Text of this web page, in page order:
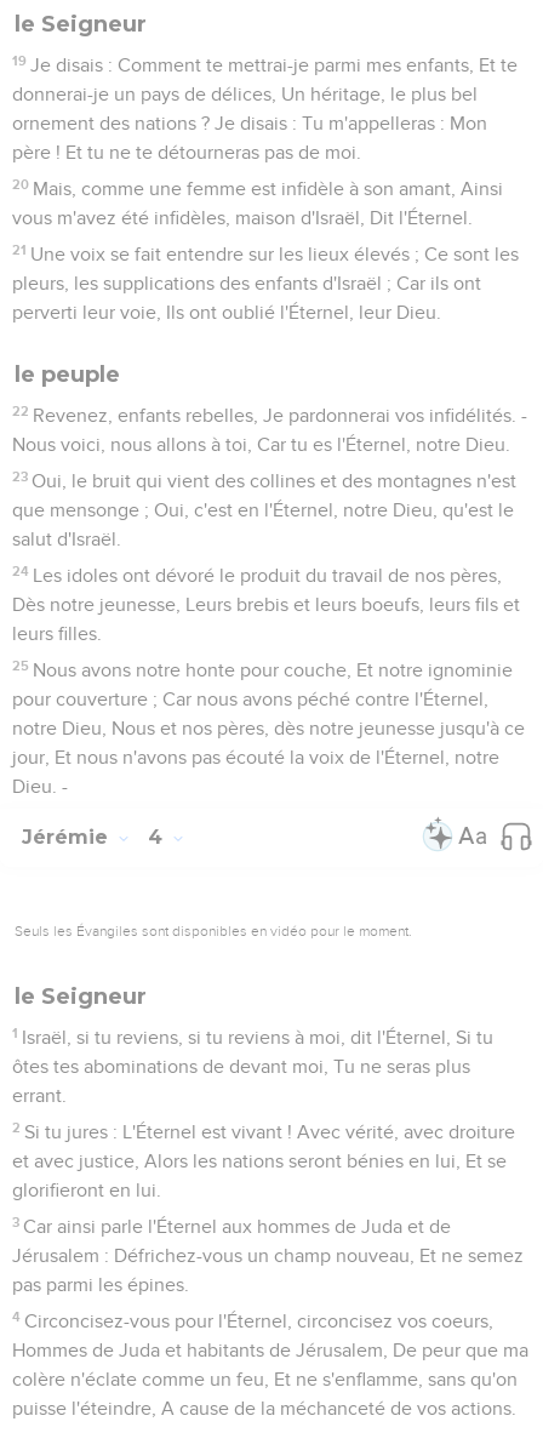
le Seigneur
19 Je disais : Comment te mettrai-je parmi mes enfants, Et te
donnerai-je un pays de délices, Un héritage, le plus bel
ornement des nations ? Je disais : Tu m'appelleras : Mon
père ! Et tu ne te détourneras pas de moi.
20 Mais, comme une femme est infidèle à son amant, Ainsi
vous m'avez été infidèles, maison d'Israël, Dit l'Éternel.
21 Une voix se fait entendre sur les lieux élevés ; Ce sont les
pleurs, les supplications des enfants d'Israël ; Car ils ont
perverti leur voie, Ils ont oublié l'Éternel, leur Dieu.
le peuple
22 Revenez, enfants rebelles, Je pardonnerai vos infidélités. -
Nous voici, nous allons à toi, Car tu es l'Éternel, notre Dieu.
23 Oui, le bruit qui vient des collines et des montagnes n'est
que mensonge ; Oui, c'est en l'Éternel, notre Dieu, qu'est le
salut d'Israël.
24 Les idoles ont dévoré le produit du travail de nos pères,
Dès notre jeunesse, Leurs brebis et leurs boeufs, leurs fils et
leurs filles.
25 Nous avons notre honte pour couche, Et notre ignominie
pour couverture ; Car nous avons péché contre l'Éternel,
notre Dieu, Nous et nos pères, dès notre jeunesse jusqu'à ce
jour, Et nous n'avons pas écouté la voix de l'Éternel, notre
Dieu. -
Jérémie 4
Seuls les Évangiles sont disponibles en vidéo pour le moment.
le Seigneur
1 Israël, si tu reviens, si tu reviens à moi, dit l'Éternel, Si tu
ôtes tes abominations de devant moi, Tu ne seras plus
errant.
2 Si tu jures : L'Éternel est vivant ! Avec vérité, avec droiture
et avec justice, Alors les nations seront bénies en lui, Et se
glorifieront en lui.
3 Car ainsi parle l'Éternel aux hommes de Juda et de
Jérusalem : Défrichez-vous un champ nouveau, Et ne semez
pas parmi les épines.
4 Circoncisez-vous pour l'Éternel, circoncisez vos coeurs,
Hommes de Juda et habitants de Jérusalem, De peur que ma
colère n'éclate comme un feu, Et ne s'enflamme, sans qu'on
puisse l'éteindre, A cause de la méchanceté de vos actions.